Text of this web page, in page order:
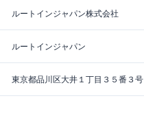
ルートインジャパン株式会社
ルートインジャパン
東京都品川区大井１丁目３５番３号